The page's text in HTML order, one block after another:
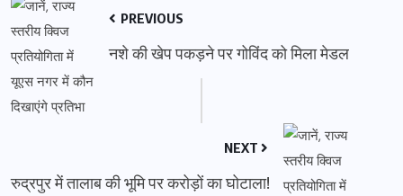
PREVIOUS
नशे की खेप पकड़ने पर गोविंद को मिला मेडल
NEXT
रुद्रपुर में तालाब की भूमि पर करोड़ों का घोटाला!